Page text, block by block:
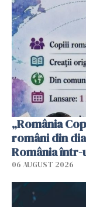
„România
români din
România
06 AUGUST 2026